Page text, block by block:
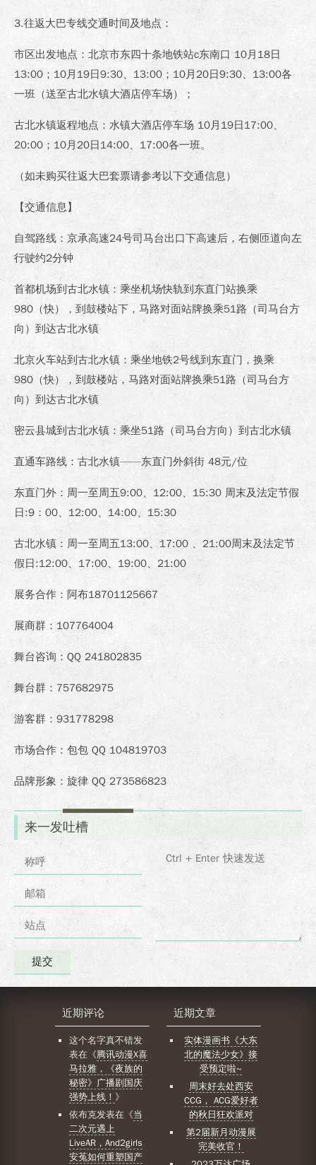
3.往返大巴专线交通时间及地点：
市区出发地点：北京市东四十条地铁站c东南口 10月18日
13:00；10月19日9:30、13:00；10月20日9:30、13:00各
一班（送至古北水镇大酒店停车场）；
古北水镇返程地点：水镇大酒店停车场 10月19日17:00、
20:00；10月20日14:00、17:00各一班。
（如未购买往返大巴套票请参考以下交通信息）
【交通信息】
自驾路线：京承高速24号司马台出口下高速后，右侧匝道向左
行驶约2分钟
首都机场到古北水镇：乘坐机场快轨到东直门站换乘
980（快），到鼓楼站下，马路对面站牌换乘51路（司马台方
向）到达古北水镇
北京火车站到古北水镇：乘坐地铁2号线到东直门，换乘
980（快），到鼓楼站，马路对面站牌换乘51路（司马台方
向）到达古北水镇
密云县城到古北水镇：乘坐51路（司马台方向）到古北水镇
直通车路线：古北水镇——东直门外斜街 48元/位
东直门外：周一至周五9:00、12:00、15:30 周末及法定节假
日:9：00、12:00、14:00、15:30
古北水镇：周一至周五13:00、17:00 、21:00周末及法定节
假日:12:00、17:00、19:00、21:00
展务合作：阿布18701125667
展商群：107764004
舞台咨询：QQ 241802835
舞台群：757682975
游客群：931778298
市场合作：包包 QQ 104819703
品牌形象：旋律 QQ 273586823
来一发吐槽
近期评论
这个名字真不错发
表在《腾讯动漫X喜
马拉雅，《夜族的
秘密》广播剧国庆
强势上线！ 》
依布克发表在《当
二次元遇上
LiveAR，And2girls
安菟如何重塑国产
近期文章
实体漫画书《大东
北的魔法少女》接
受预定啦~
周末好去处西安
CCG， ACG爱好者
的秋日狂欢派对
第2届新月动漫展
完美收官！